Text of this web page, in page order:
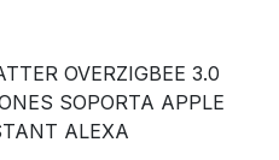
OVERZIGBEE 3.0
SOPORTA APPLE
ALEXA